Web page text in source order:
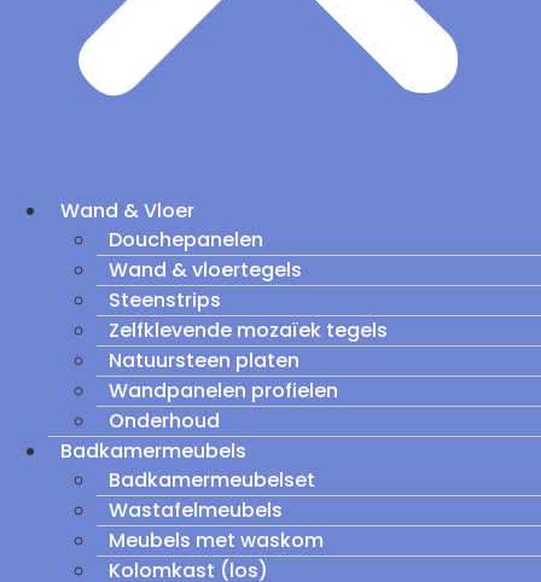
Wand & Vloer
Douchepanelen
Wand & vloertegels
Steenstrips
Zelfklevende mozaïek tegels
Natuursteen platen
Wandpanelen profielen
Onderhoud
Badkamermeubels
Badkamermeubelset
Wastafelmeubels
Meubels met waskom
Kolomkast (los)